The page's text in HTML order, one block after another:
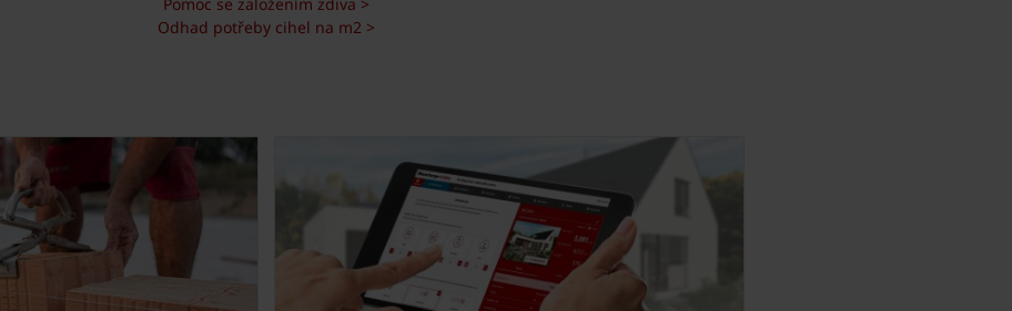
Odhad potřeby cihel na m2 >